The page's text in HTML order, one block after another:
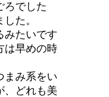
ろでした
た。
みたいです
は早めの時
まみ系をい
、どれも美